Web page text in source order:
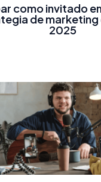
como invitado
de
2025